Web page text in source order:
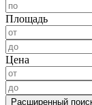
Площадь
Цена
Расширенный